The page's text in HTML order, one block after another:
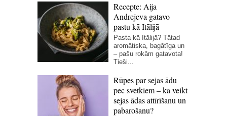
Recepte: Aija
Andrejeva gatavo
pastu kā Itālijā
Pasta kā Itālijā? Tātad
aromātiska, bagātīga un
– pašu rokām gatavota!
Tieši...
Rūpes par sejas ādu
pēc svētkiem – kā veikt
sejas ādas attīrīšanu un
pabarošanu?